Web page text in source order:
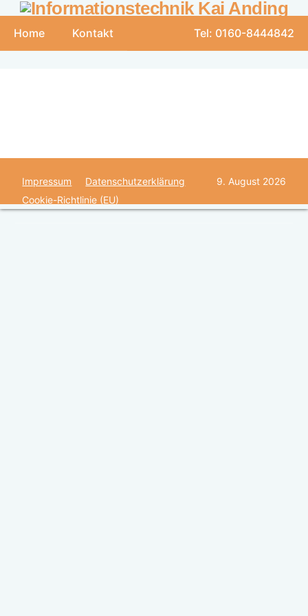
Home Kontakt Tel: 0160-8444842
Impressum Datenschutzerklärung
9. August 2026
Cookie-Richtlinie (EU)